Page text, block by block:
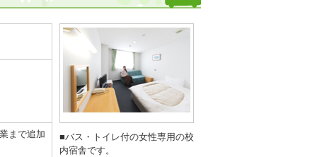
まで追加
■バス・トイレ付の女性専用の校
内宿舎です。